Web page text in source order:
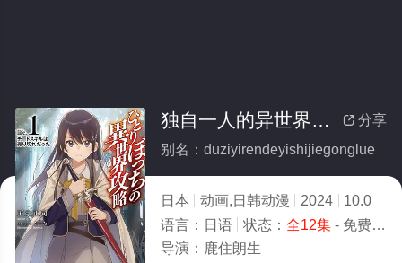
 分享
独自一人的异世界攻略(全集)
别名：duziyirendeyishijiegonglue
日本 动画,日韩动漫 2024
10.0
语言： 日语 状态： 全12集- 免费在线观看
导演： 鹿住朗生